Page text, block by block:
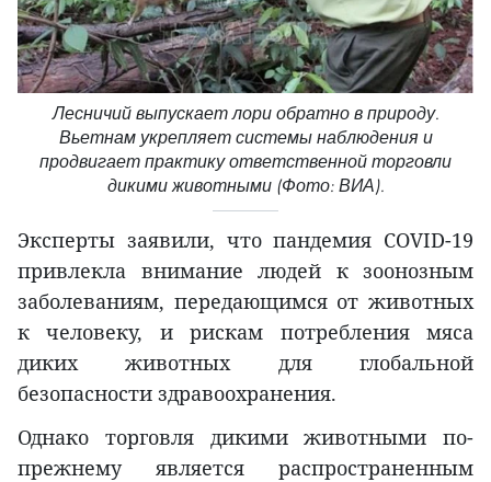
Лесничий выпускает лори обратно в природу.
Вьетнам укрепляет системы наблюдения и
продвигает практику ответственной торговли
дикими животными (Фото: ВИА).
Эксперты заявили, что пандемия COVID-19
привлекла внимание людей к зоонозным
заболеваниям, передающимся от животных
к человеку, и рискам потребления мяса
диких животных для глобальной
безопасности здравоохранения.
Однако торговля дикими животными по-
прежнему является распространенным